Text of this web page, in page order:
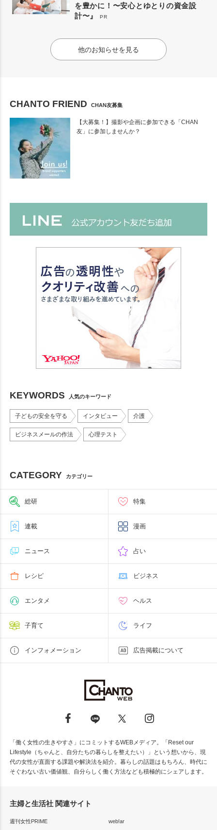
を豊かに！〜安心とゆとりの資金設
計〜』
PR
他のお知らせを見る
CHANTO FRIEND CHAN友募集
【大募集！】撮影や企画に参加できる「CHAN
友」に参加しませんか？
KEYWORDS 人気のキーワード
子どもの安全を守る インタビュー 介護
ビジネスメールの作法 心理テスト
CATEGORY カテゴリー
総研 特集
連載 漫画
ニュース 占い
レシピ ビジネス
エンタメ ヘルス
子育て ライフ
インフォメーション 広告掲載について
「働く女性の生きやすさ」にコミットするWEBメディア。「Reset our
Lifestyle（ちゃんと、自分たちの暮らしを整えたい）」という想いから、現
代の女性が直面する課題や解決法を紹介。暮らしの話題はもちろん、時代に
そぐわない古い価値観、自分らしく働く方法なども積極的にシェアします。
主婦と生活社 関連サイト
週刊女性PRIME web!ar